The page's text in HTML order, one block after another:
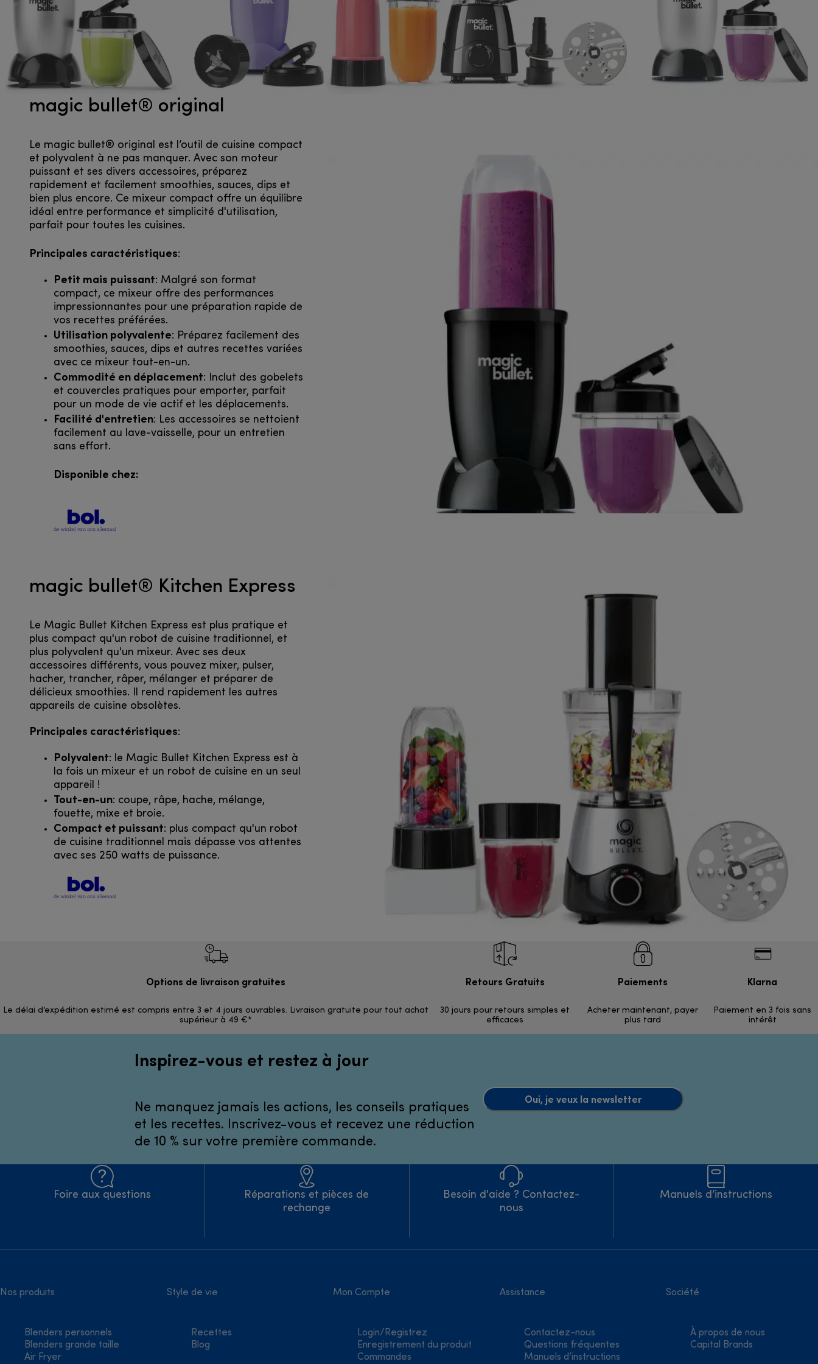
magic bullet® original
Le magic bullet® original est l’outil de cuisine compact
et polyvalent à ne pas manquer. Avec son moteur
puissant et ses divers accessoires, préparez
rapidement et facilement smoothies, sauces, dips et
bien plus encore. Ce mixeur compact offre un équilibre
idéal entre performance et simplicité d'utilisation,
parfait pour toutes les cuisines.
Principales caractéristiques:
Petit mais puissant: Malgré son format
compact, ce mixeur offre des performances
impressionnantes pour une préparation rapide de
vos recettes préférées.
Utilisation polyvalente: Préparez facilement des
smoothies, sauces, dips et autres recettes variées
avec ce mixeur tout-en-un.
Commodité en déplacement: Inclut des gobelets
et couvercles pratiques pour emporter, parfait
pour un mode de vie actif et les déplacements.
Facilité d'entretien: Les accessoires se nettoient
facilement au lave-vaisselle, pour un entretien
sans effort.
Disponible chez:
magic bullet® Kitchen Express
Le Magic Bullet Kitchen Express est plus pratique et
plus compact qu'un robot de cuisine traditionnel, et
plus polyvalent qu'un mixeur. Avec ses deux
accessoires différents, vous pouvez mixer, pulser,
hacher, trancher, râper, mélanger et préparer de
délicieux smoothies. Il rend rapidement les autres
appareils de cuisine obsolètes.
Principales caractéristiques:
Polyvalent: le Magic Bullet Kitchen Express est à
la fois un mixeur et un robot de cuisine en un seul
appareil !
Tout-en-un: coupe, râpe, hache, mélange,
fouette, mixe et broie.
Compact et puissant: plus compact qu'un robot
de cuisine traditionnel mais dépasse vos attentes
avec ses 250 watts de puissance.
Options de livraison gratuites
Le délai d’expédition estimé est compris entre 3 et 4 jours ouvrables. Livraison gratuite pour tout achat
supérieur à 49 €*
Retours Gratuits
30 jours pour retours simples et
efficaces
Paiements
Acheter maintenant, payer
plus tard
Klarna
Paiement en 3 fois sans
intérêt
Inspirez-vous et restez à jour
Ne manquez jamais les actions, les conseils pratiques
et les recettes. Inscrivez-vous et recevez une réduction
de 10 % sur votre première commande.
Oui, je veux la newsletter
Foire aux questions
Réparations et pièces de
rechange
Besoin d'aide ? Contactez-
nous
Manuels d’instructions
Nos produits
Blenders personnels
Blenders grande taille
Air Fryer
Style de vie
Recettes
Blog
Mon Compte
Login/Registrez
Enregistrement du produit
Commandes
Assistance
Contactez-nous
Questions fréquentes
Manuels d’instructions
Société
À propos de nous
Capital Brands